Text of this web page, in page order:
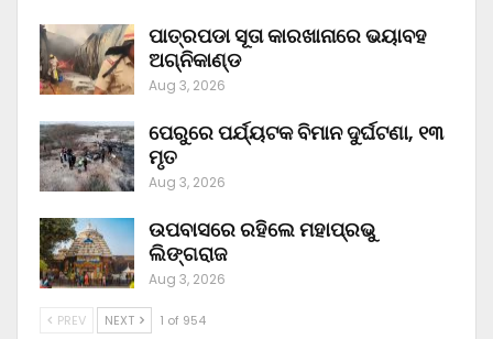
ପାତ୍ରପଡା ସୂତା କାରଖାନାରେ ଭୟାବହ
ଅଗ୍ନିକାଣ୍ଡ
Aug 3, 2026
ପେରୁରେ ପର୍ଯ୍ୟଟକ ବିମାନ ଦୁର୍ଘଟଣା, ୧୩
ମୃତ
Aug 3, 2026
ଉପବାସରେ ରହିଲେ ମହାପ୍ରଭୁ
ଲିଙ୍ଗରାଜ
Aug 3, 2026
PREV NEXT 1 of 954